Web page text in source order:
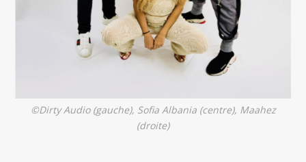
©Dirty Audio (gauche), Sofia Albania (centre), Maahez
(droite)